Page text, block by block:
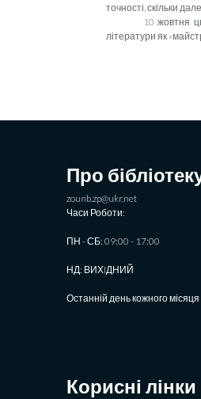
точності, скільки
10 жовтня
літератури як
Про
zounb.zp@ukr.net
Часи Роботи:
ПН - СБ: 09:00 - 17:00
НД: ВИХIДНИЙ
Останній день кожного
Корисні лінки